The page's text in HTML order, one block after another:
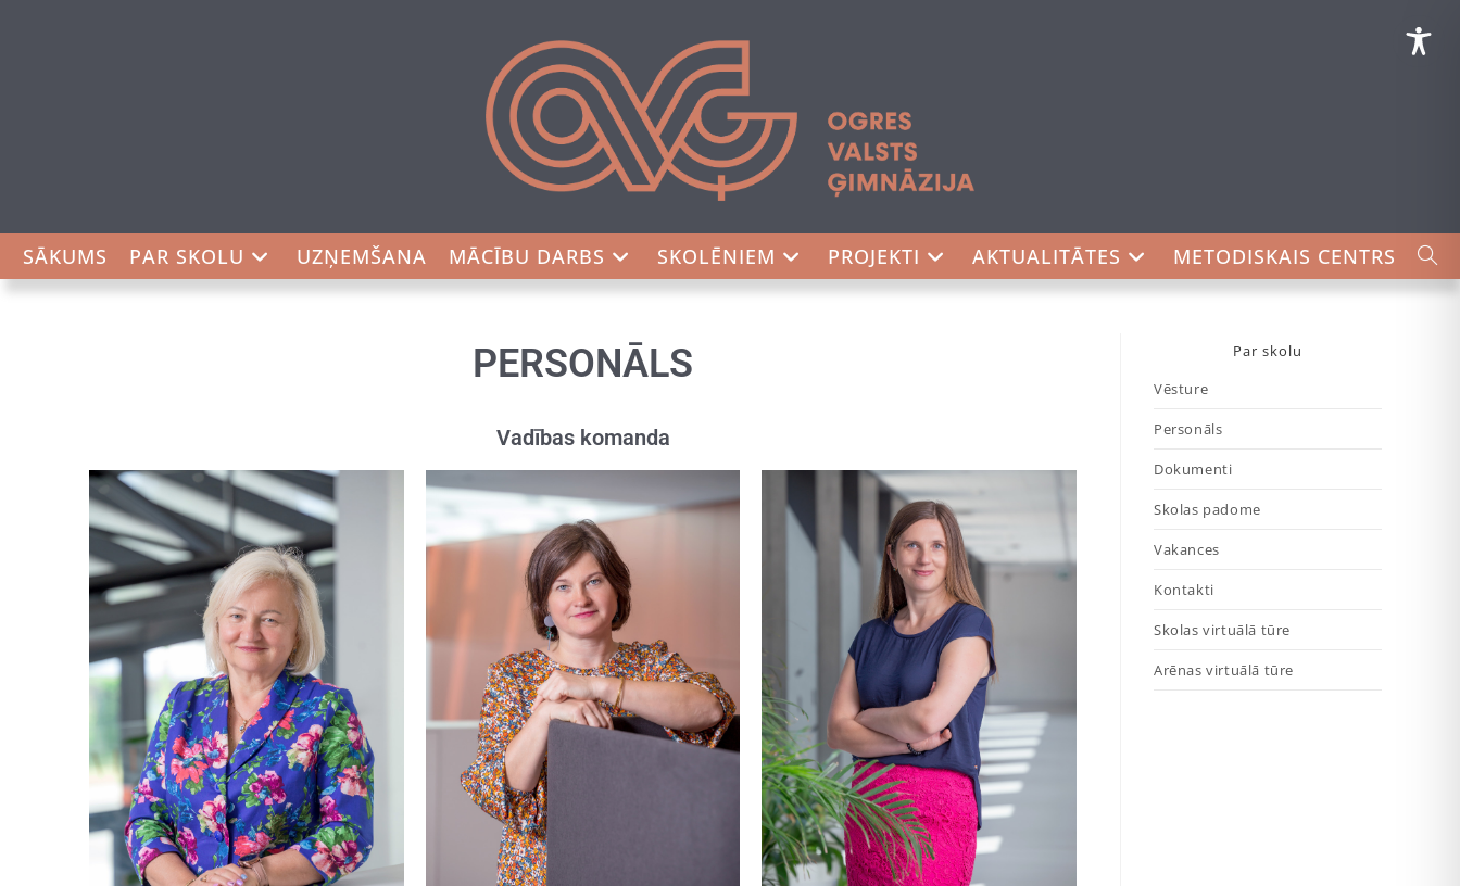
SĀKUMS PAR SKOLU UZŅEMŠANA MĀCĪBU DARBS SKOLĒNIEM PROJEKTI AKTUALITĀTES METODISKAIS CENTRS
PERSONĀLS
Vadības komanda
Par skolu
Vēsture
Personāls
Dokumenti
Skolas padome
Vakances
Kontakti
Skolas virtuālā tūre
Arēnas virtuālā tūre